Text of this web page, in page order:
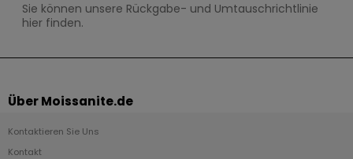
Sie können unsere Rückgabe- und Umtauschrichtlinie
hier finden.
Über Moissanite.de
Kontaktieren Sie Uns
Kontakt